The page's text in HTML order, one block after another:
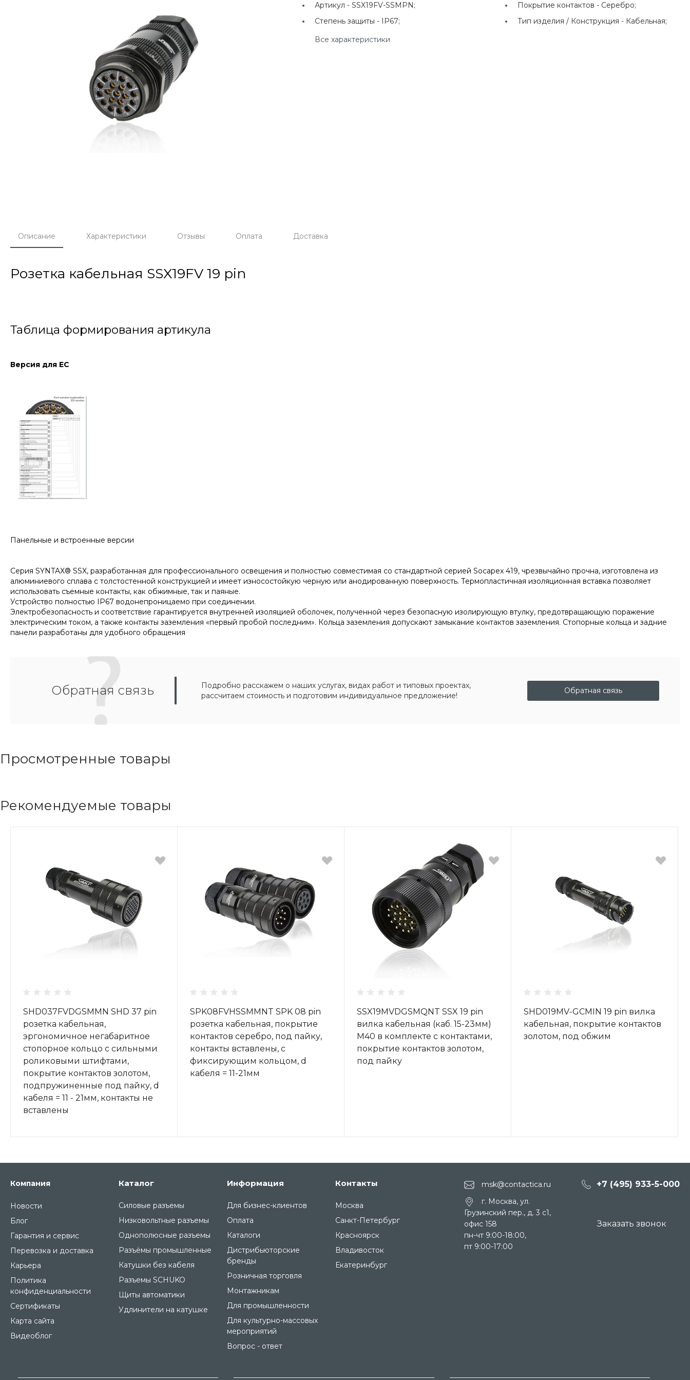
г. Екатеринбург, ул.
+7(924) 433-50-00
Артикул -SSX19FV-SSMPN; Покрытие контактов - Серебро;
Степень защиты - IP67; Тип изделия / Конструкция - Кабельная;
Все характеристики
Описание Характеристики Отзывы Оплата Доставка
Розетка кабельная SSX19FV 19 pin
Таблица формирования артикула
Версия для ЕС
Панельные и встроенные версии
Серия SYNTAX® SSX, разработанная для профессионального освещения и полностью совместимая со стандартной серией Socapex 419, чрезвычайно прочна, изготовлена из
алюминиевого сплава с толстостенной конструкцией и имеет износостойкую черную или анодированную поверхность. Термопластичная изоляционная вставка позволяет
использовать съемные контакты, как обжимные, так и паяные.
Устройство полностью IP67 водонепроницаемо при соединении.
Электробезопасность и соответствие гарантируется внутренней изоляцией оболочек, полученной через безопасную изолирующую втулку, предотвращающую поражение
электрическим током, а также контакты заземления «первый пробой последним». Кольца заземления допускают замыкание контактов заземления. Стопорные кольца и задние
панели разработаны для удобного обращения
Обратная связь
Подробно расскажем о наших услугах, видах работ и типовых проектах,
рассчитаем стоимость и подготовим индивидуальное предложение!
Обратная связь
Просмотренные товары
Рекомендуемые товары
SHD037FVDGSMMN SHD 37 pin
розетка кабельная,
эргономичное негабаритное
стопорное кольцо с сильными
роликовыми штифтами,
покрытие контактов золотом,
подпружиненные под пайку, d
кабеля = 11 - 21мм, контакты не
вставлены
SPK08FVHSSMMNT SPK 08 pin
розетка кабельная, покрытие
контактов серебро, под пайку,
контакты вставлены, с
фиксирующим кольцом, d
кабеля = 11-21мм
SSX19MVDGSMQNT SSX 19 pin
вилка кабельная (каб. 15-23мм)
M40 в комплекте с контактами,
покрытие контактов золотом,
под пайку
SHD019MV-GCMIN 19 pin вилка
кабельная, покрытие контактов
золотом, под обжим
Компания
Новости
Блог
Гарантия и сервис
Перевозка и доставка
Карьера
Политика
конфиденциальности
Сертификаты
Карта сайта
Видеоблог
Каталог
Силовые разъемы
Низковольтные разъемы
Однополюсные разъемы
Разъёмы промышленные
Катушки без кабеля
Разъемы SCHUKO
Щиты автоматики
Удлинители на катушке
Информация
Для бизнес-клиентов
Оплата
Каталоги
Дистрибьюторские
бренды
Розничная торговля
Монтажникам
Для промышленности
Для культурно-массовых
мероприятий
Вопрос - ответ
Контакты
Москва
Санкт-Петербург
Красноярск
Владивосток
Екатеринбург
msk@contactica.ru +7 (495) 933-5-000
г. Москва, ул.
Грузинский пер., д. 3 c1,
офис 158
пн-чт 9:00-18:00,
пт 9:00-17:00
Заказать звонок